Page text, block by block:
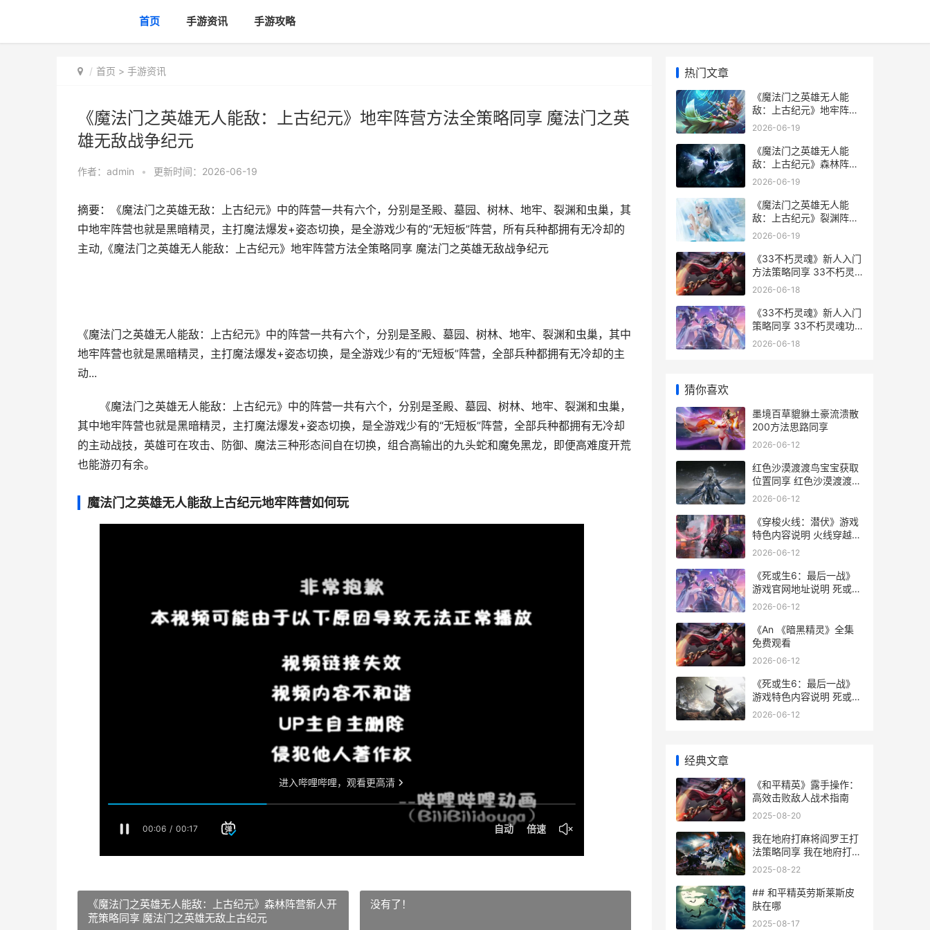
首页 手游资讯 手游攻略
首页 > 手游资讯
《魔法门之英雄无人能敌：上古纪元》地牢阵营方法全策略同享 魔法门之英
雄无敌战争纪元
作者： admin • 更新时间：2026-06-19
摘要：《魔法门之英雄无敌：上古纪元》中的阵营一共有六个，分别是圣殿、墓园、树林、地牢、裂渊和虫巢，其
中地牢阵营也就是黑暗精灵，主打魔法爆发+姿态切换，是全游戏少有的“无短板”阵营，所有兵种都拥有无冷却的
主动,《魔法门之英雄无人能敌：上古纪元》地牢阵营方法全策略同享 魔法门之英雄无敌战争纪元
《魔法门之英雄无人能敌：上古纪元》中的阵营一共有六个，分别是圣殿、墓园、树林、地牢、裂渊和虫巢，其中
地牢阵营也就是黑暗精灵，主打魔法爆发+姿态切换，是全游戏少有的“无短板”阵营，全部兵种都拥有无冷却的主
动...
《魔法门之英雄无人能敌：上古纪元》中的阵营一共有六个，分别是圣殿、墓园、树林、地牢、裂渊和虫巢，
其中地牢阵营也就是黑暗精灵，主打魔法爆发+姿态切换，是全游戏少有的“无短板”阵营，全部兵种都拥有无冷却
的主动战技，英雄可在攻击、防御、魔法三种形态间自在切换，组合高输出的九头蛇和魔免黑龙，即便高难度开荒
也能游刃有余。
魔法门之英雄无人能敌上古纪元地牢阵营如何玩
《魔法门之英雄无人能敌：上古纪元》森林阵营新人开
荒策略同享 魔法门之英雄无敌上古纪元
没有了！
热门文章
《魔法门之英雄无人能
敌：上古纪元》地牢阵营
方法全策略同享 魔法门之
2026-06-19
《魔法门之英雄无人能
敌：上古纪元》森林阵营
新人开荒策略同享 魔法门
2026-06-19
《魔法门之英雄无人能
敌：上古纪元》裂渊阵营
新人入门策略同享 魔法门
2026-06-19
《33不朽灵魂》新人入门
方法策略同享 33不朽灵
魂装备
2026-06-18
《33不朽灵魂》新人入门
策略同享 33不朽灵魂功
绩等级
2026-06-18
猜你喜欢
墨境百草貔貅土豪流溃散
200方法思路同享
2026-06-12
红色沙漠渡渡鸟宝宝获取
位置同享 红色沙漠渡渡鸟
铁锅不见了
2026-06-12
《穿梭火线：潜伏》游戏
特色内容说明 火线穿越中
文版
2026-06-12
《死或生6：最后一战》
游戏官网地址说明 死或生
6doa百科
2026-06-12
《An 《暗黑精灵》全集
免费观看
2026-06-12
《死或生6：最后一战》
游戏特色内容说明 死或生
6doa百科
2026-06-12
经典文章
《和平精英》露手操作：
高效击败敌人战术指南
2025-08-20
我在地府打麻将阎罗王打
法策略同享 我在地府打麻
将修改器
2025-08-22
## 和平精英劳斯莱斯皮
肤在哪
2025-08-17